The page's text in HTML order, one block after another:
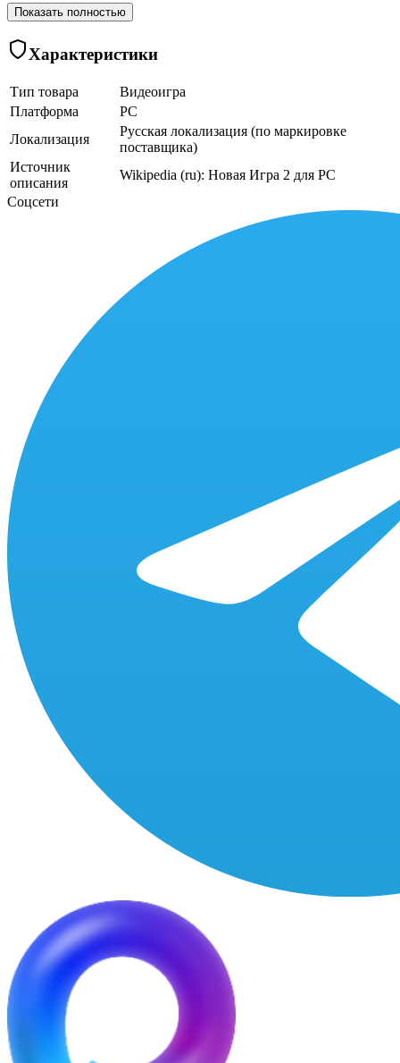
Показать полностью
Характеристики
Тип товара
Видеоигра
Платформа
PC
Локализация
Русская локализация (по маркировке
поставщика)
Источник
описания
Wikipedia (ru): Новая Игра 2 для PC
Соцсети